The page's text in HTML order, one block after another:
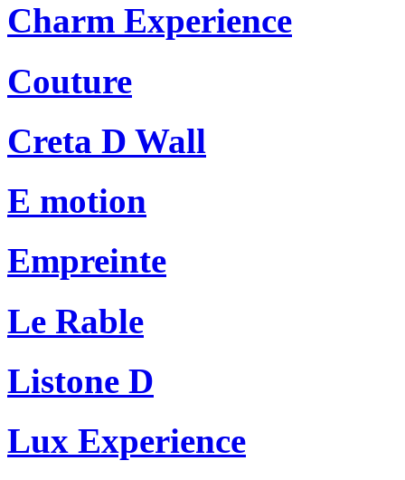
Charm Experience
Couture
Creta D Wall
E motion
Empreinte
Le Rable
Listone D
Lux Experience